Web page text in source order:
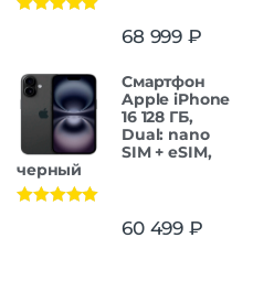
68 999 ₽
Смартфон
Apple iPhone
16 128 ГБ,
Dual: nano
SIM + eSIM,
черный
60 499 ₽